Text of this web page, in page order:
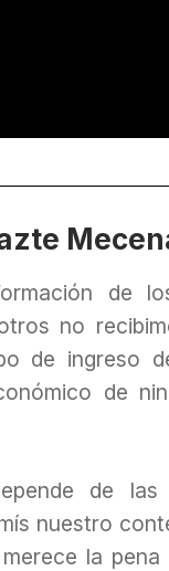
de
no
de ingreso
de
de las
nuestro
la pena